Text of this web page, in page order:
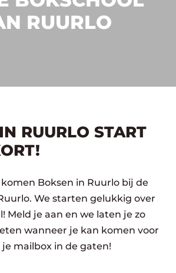
RUURLO
RUURLO START
Boksen in Ruurlo bij de
We starten gelukkig over
Meld je aan en we laten je zo
wanneer je kan komen voor
je mailbox in de gaten!